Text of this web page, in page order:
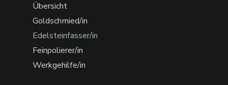
Übersicht
Goldschmied/in
Edelsteinfasser/in
Feinpolierer/in
Werkgehilfe/in